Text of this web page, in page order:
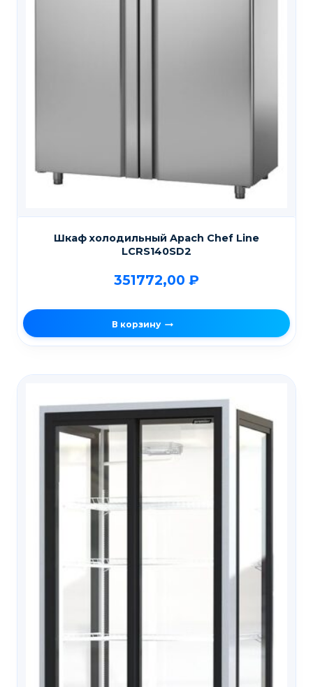
Шкаф холодильный Apach Chef Line
LCRS140SD2
351772,00 ₽
В корзину